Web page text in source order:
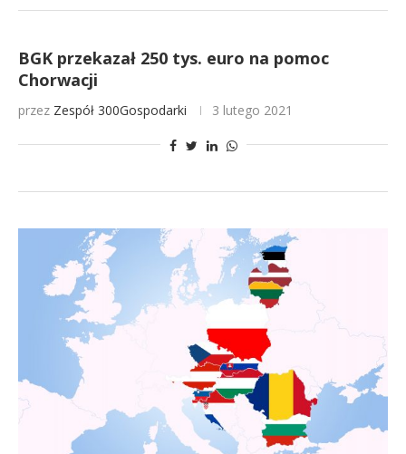
BGK przekazał 250 tys. euro na pomoc
Chorwacji
przez Zespół 300Gospodarki 3 lutego 2021